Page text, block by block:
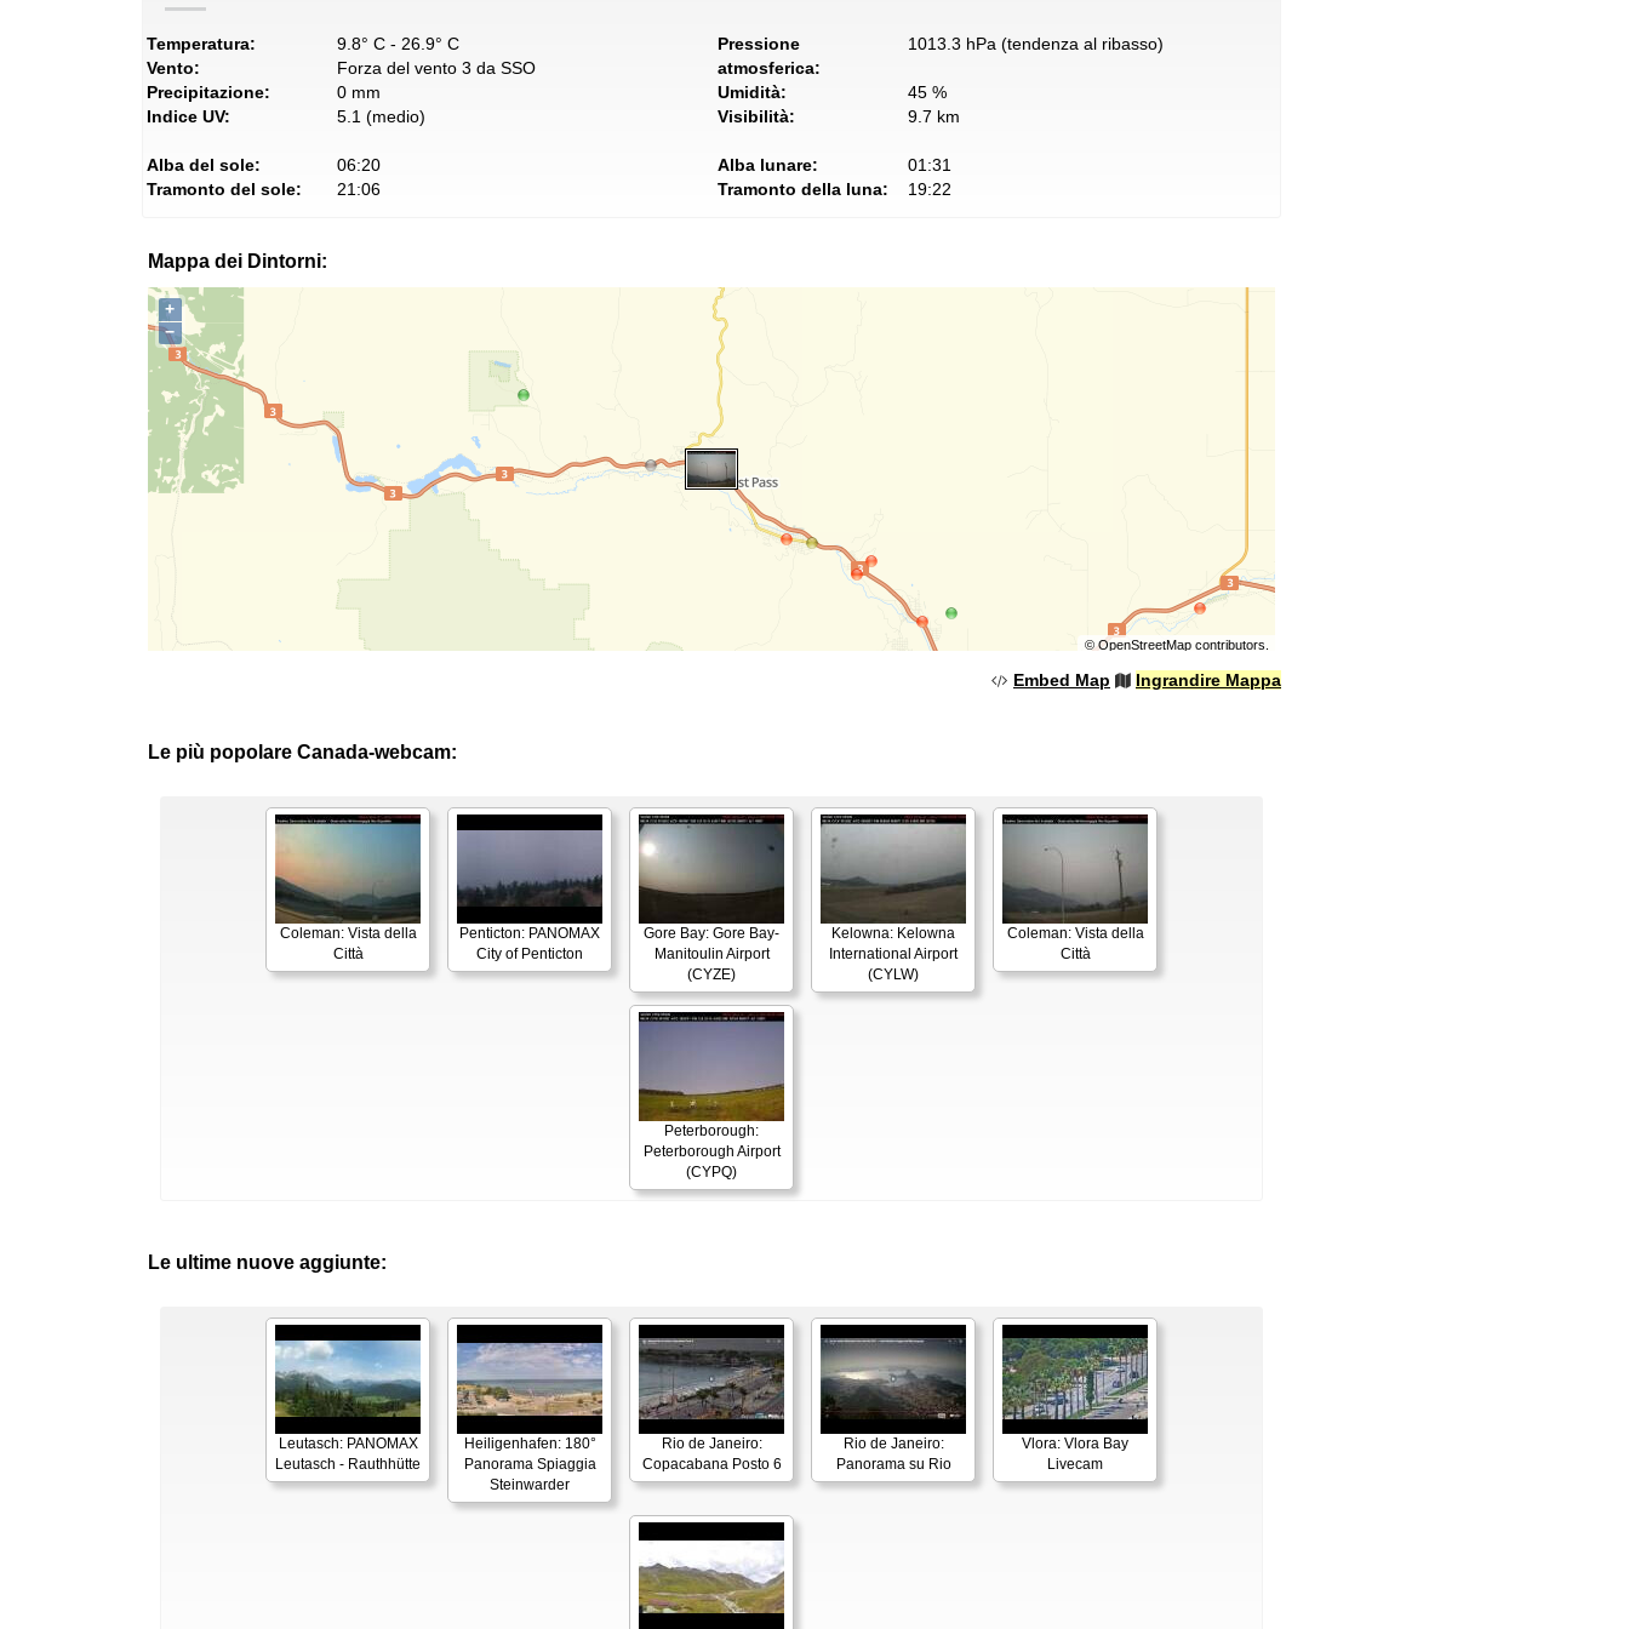
Temperatura:
9.8° C - 26.9° C
Vento:
Forza del vento 3 da SSO
Precipitazione:
0 mm
Indice UV:
5.1 (medio)
Pressione
atmosferica:
1013.3 hPa (tendenza al ribasso)
Umidità:
45 %
Visibilità:
9.7 km
Alba del sole:
06:20
Tramonto del sole:
21:06
Alba lunare:
01:31
Tramonto della luna:
19:22
Mappa dei Dintorni:
+
−
©OpenStreetMapcontributors.
Embed Map Ingrandire Mappa
Le più popolare Canada-webcam:
Coleman: Vista della
Città
Penticton: PANOMAX
City of Penticton
Gore Bay: Gore Bay-
Manitoulin Airport
(CYZE)
Kelowna: Kelowna
International Airport
(CYLW)
Coleman: Vista della
Città
Peterborough:
Peterborough Airport
(CYPQ)
Le ultime nuove aggiunte:
Leutasch: PANOMAX
Leutasch - Rauthhütte
Heiligenhafen: 180°
Panorama Spiaggia
Steinwarder
Rio de Janeiro:
Copacabana Posto 6
Rio de Janeiro:
Panorama su Rio
Vlora: Vlora Bay
Livecam